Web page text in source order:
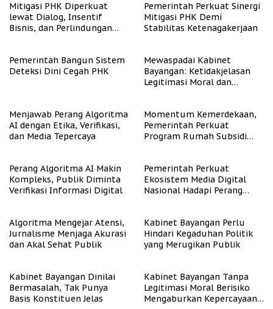
Mitigasi PHK Diperkuat
lewat Dialog, Insentif
Bisnis, dan Perlindungan
Pemerintah Perkuat Sinergi
Mitigasi PHK Demi
Stabilitas Ketenagakerjaan
Pemerintah Bangun Sistem
Deteksi Dini Cegah PHK
Mewaspadai Kabinet
Bayangan: Ketidakjelasan
Legitimasi Moral dan
Menjawab Perang Algoritma
AI dengan Etika, Verifikasi,
dan Media Tepercaya
Momentum Kemerdekaan,
Pemerintah Perkuat
Program Rumah Subsidi
Perang Algoritma AI Makin
Kompleks, Publik Diminta
Verifikasi Informasi Digital
Pemerintah Perkuat
Ekosistem Media Digital
Nasional Hadapi Perang
Algoritma Mengejar Atensi,
Jurnalisme Menjaga Akurasi
dan Akal Sehat Publik
Kabinet Bayangan Perlu
Hindari Kegaduhan Politik
yang Merugikan Publik
Kabinet Bayangan Dinilai
Bermasalah, Tak Punya
Basis Konstituen Jelas
Kabinet Bayangan Tanpa
Legitimasi Moral Berisiko
Mengaburkan Kepercayaan